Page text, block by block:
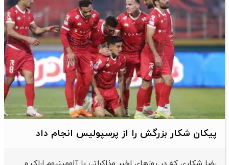
پیکان شکار بزرگش را از پرسپولیس انجام داد